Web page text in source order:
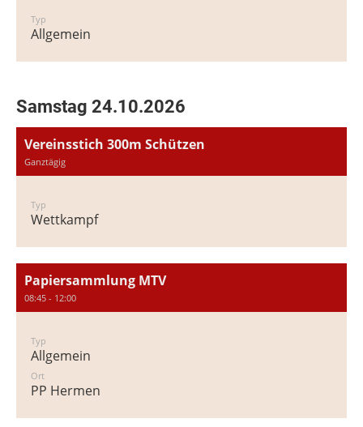
Typ
Allgemein
Samstag 24.10.2026
Vereinsstich 300m Schützen
Ganztägig
Typ
Wettkampf
Papiersammlung MTV
08:45 - 12:00
Typ
Allgemein
Ort
PP Hermen